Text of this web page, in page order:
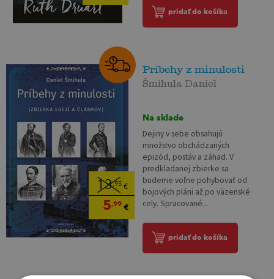
pridať do košíka
13,95€
5,99€
Príbehy z minulosti
Šmihula Daniel
Na sklade
Dejiny v sebe obsahujú
množstvo obchádzaných
epizód, postáv a záhad. V
predkladanej zbierke sa
budeme voľne pohybovať od
bojových pláni až po väzenské
cely. Spracované...
pridať do košíka